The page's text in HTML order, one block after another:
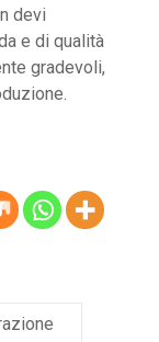
devi
e di qualità
gradevoli,